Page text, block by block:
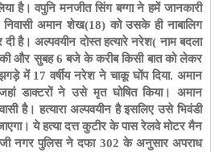
है। वपुनि मनजीत सिंग बग्गा ने हमें जानकारी
निवासी अमान शेख(18) को उसके ही नाबालिग
है। अल्पवयीन दोस्त हत्यारे नरेश( नाम बदला
और सुबह 6 बजे के करीब किसी बात को लेकर
में 17 वर्षीय नरेश ने चाकू घोंप दिया. अमान
डाक्टरों ने उसे मृत घोषित किया। अमान
है। हत्यारा अल्पवयीन है इसलिए उसे भिवंडी
ये हत्या दत्त कुटीर के पास रेलवे मोटर मैन
नगर पुलिस ने दफा 302 के अनुसार अपराध